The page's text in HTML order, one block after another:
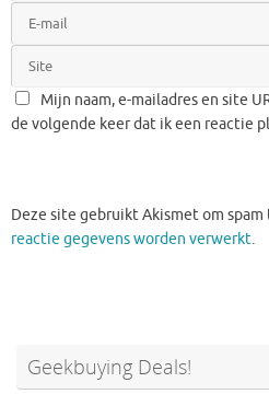
Mijn naam, e-mailadres en site
de volgende keer dat ik een reactie
Deze site gebruikt Akismet om
reactie gegevens worden verwerkt.
Geekbuying Deals!